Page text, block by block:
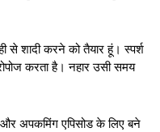
से शादी करने को तैयार हूं। स्पर्श
करता है। नहार उसी समय
और अपकमिंग एपिसोड के लिए बने